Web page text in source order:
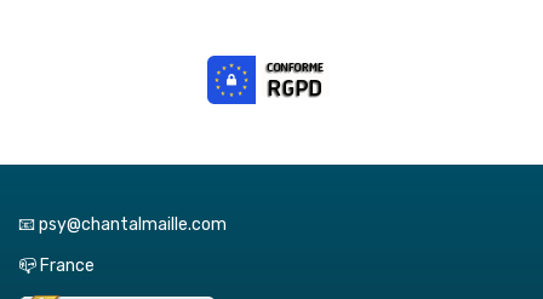
📧 psy@chantalmaille.com
📪 France